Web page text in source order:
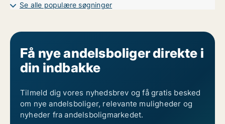
Se alle populære søgninger
Få nye andelsboliger direkte i
din indbakke
Tilmeld dig vores nyhedsbrev og få gratis besked
om nye andelsboliger, relevante muligheder og
nyheder fra andelsboligmarkedet.